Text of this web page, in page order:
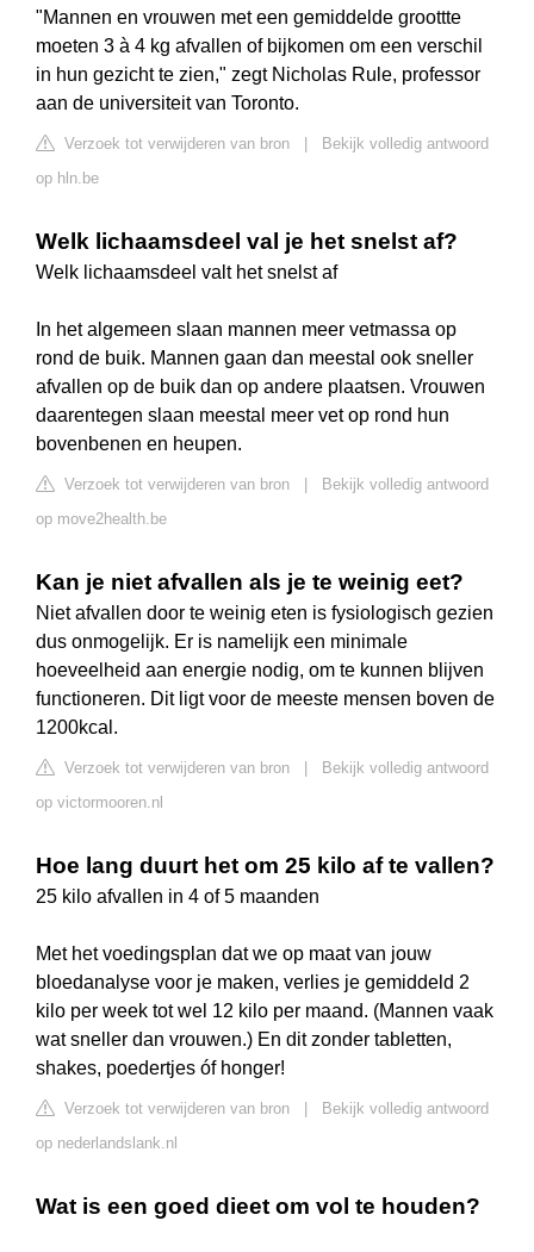
"Mannen en vrouwen met een gemiddelde groottte
moeten 3 à 4 kg afvallen of bijkomen om een verschil
in hun gezicht te zien," zegt Nicholas Rule, professor
aan de universiteit van Toronto.
Verzoek tot verwijderen van bron
Bekijk volledig antwoord
op hln.be
Welk lichaamsdeel val je het snelst af?
Welk lichaamsdeel valt het snelst af
In het algemeen slaan mannen meer vetmassa op
rond de buik. Mannen gaan dan meestal ook sneller
afvallen op de buik dan op andere plaatsen. Vrouwen
daarentegen slaan meestal meer vet op rond hun
bovenbenen en heupen.
Verzoek tot verwijderen van bron
Bekijk volledig antwoord
op move2health.be
Kan je niet afvallen als je te weinig eet?
Niet afvallen door te weinig eten is fysiologisch gezien
dus onmogelijk. Er is namelijk een minimale
hoeveelheid aan energie nodig, om te kunnen blijven
functioneren. Dit ligt voor de meeste mensen boven de
1200kcal.
Verzoek tot verwijderen van bron
Bekijk volledig antwoord
op victormooren.nl
Hoe lang duurt het om 25 kilo af te vallen?
25 kilo afvallen in 4 of 5 maanden
Met het voedingsplan dat we op maat van jouw
bloedanalyse voor je maken, verlies je gemiddeld 2
kilo per week tot wel 12 kilo per maand. (Mannen vaak
wat sneller dan vrouwen.) En dit zonder tabletten,
shakes, poedertjes óf honger!
Verzoek tot verwijderen van bron
Bekijk volledig antwoord
op nederlandslank.nl
Wat is een goed dieet om vol te houden?